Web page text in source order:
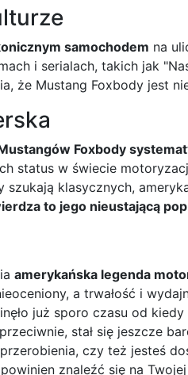
samochodem na
i serialach, takich jak
że Mustang Foxbody jest
Foxbody
status w świecie
klasycznych,
to jego nieustającą
amerykańska legenda
a trwałość i
już sporo czasu od kiedy
stał się jeszcze
czy też jesteś
znaleźć się na